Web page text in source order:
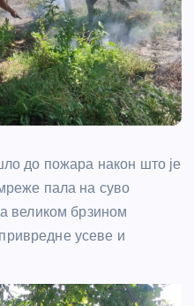
до пожара након што је
пала на суво
великом брзином
усеве и